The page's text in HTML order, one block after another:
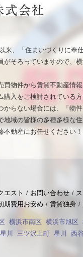
来、「住まいづくりに奉
そろっていますので、
物件から賃貸不動産情
入をご検討されている
らない場合には、「物
域の皆様の多種多様な
動産にお任せください！
エスト お問い合わせ
期費用お安め 賃貸独身
横浜市南区 横浜市旭区
川 三ツ沢上町 星川 西谷